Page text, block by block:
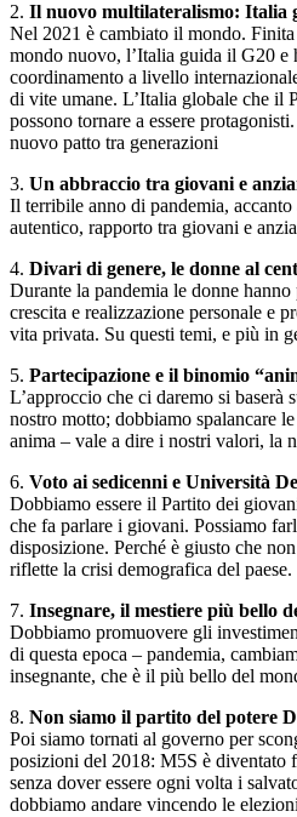
2. Il nuovo multilateralismo: Italia
Nel 2021 è cambiato il mondo.
mondo nuovo, l’Italia guida il G20 e
coordinamento a livello
di vite umane. L’Italia globale che il
possono tornare a essere
nuovo patto tra generazioni
3. Un abbraccio tra giovani e
Il terribile anno di pandemia,
autentico, rapporto tra giovani e
4. Divari di genere, le donne al
Durante la pandemia le donne
crescita e realizzazione personale e
vita privata. Su questi temi, e più in
5. Partecipazione e il binomio
L’approccio che ci daremo si
nostro motto; dobbiamo spalancare
anima – vale a dire i nostri valori, la
6. Voto ai sedicenni e Università
Dobbiamo essere il Partito dei
che fa parlare i giovani. Possiamo
disposizione. Perché è giusto che
riflette la crisi demografica del paese.
7. Insegnare, il mestiere più bello
Dobbiamo promuovere gli
di questa epoca – pandemia,
insegnante, che è il più bello del
8. Non siamo il partito del potere
Poi siamo tornati al governo per
posizioni del 2018: M5S è diventato
senza dover essere ogni volta i
dobbiamo andare vincendo le